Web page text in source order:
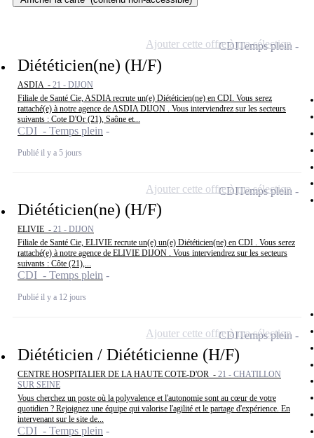
Diététicien(ne) (H/F)
ASDIA - 21 - DIJON
Filiale de Santé Cie, ASDIA recrute un(e) Diététicien(ne) en CDI. Vous serez
rattaché(e) à notre agence de ASDIA DIJON . Vous interviendrez sur les secteurs
suivants : Cote D'Or (21), Saône et...
CDI - Temps plein
Publié il y a 5 jours
CDITemps plein
Ajouter cette offre à ma sélection
Diététicien(ne) (H/F)
ELIVIE - 21 - DIJON
Filiale de Santé Cie, ELIVIE recrute un(e) un(e) Diététicien(ne) en CDI . Vous serez
rattaché(e) à notre agence de ELIVIE DIJON . Vous interviendrez sur les secteurs
suivants : Côte (21),...
CDI - Temps plein
Publié il y a 12 jours
CDITemps plein
Ajouter cette offre à ma sélection
Diététicien / Diététicienne (H/F)
CENTRE HOSPITALIER DE LA HAUTE COTE-D'OR - 21 - CHATILLON
SUR SEINE
Vous cherchez un poste où la polyvalence et l'autonomie sont au cœur de votre
quotidien ? Rejoignez une équipe qui valorise l'agilité et le partage d'expérience. En
intervenant sur le site de...
CDI - Temps plein
CDITemps plein
Ajouter cette offre à ma sélection